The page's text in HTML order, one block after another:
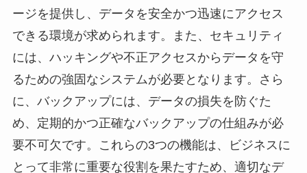
ージを提供し、データを安全かつ迅速にアクセス
できる環境が求められます。また、セキュリティ
には、ハッキングや不正アクセスからデータを守
るための強固なシステムが必要となります。さら
に、バックアップには、データの損失を防ぐた
め、定期的かつ正確なバックアップの仕組みが必
要不可欠です。これらの3つの機能は、ビジネスに
とって非常に重要な役割を果たすため、適切なデ